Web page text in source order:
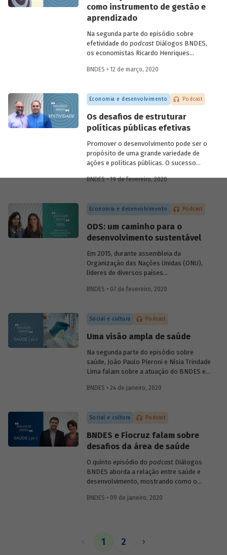
futuras.
como instrumento de gestão e
aprendizado
Na segunda parte do episódio sobre
efetividade do podcastDiálogos BNDES,
os economistas Ricardo Henriques
(BNDES) conversam sobre a importância
evidências, de desenvolver projetos-
piloto para depois dar escala às ações e
rever ou ajustar as iniciativas. Eles
discutem ainda quais são as tendências
do tema para os próximos anos.
BNDES • 12 de março, 2020
Economia e desenvolvimento Podcast
Os desafios de estruturar
políticas públicas efetivas
Promover o desenvolvimento pode ser o
propósito de uma grande variedade de
ações e políticas públicas. O sucesso
Alcançar o(s) objetivo(s) almejado(s)
monitorar e avaliar um conjunto de
foram alcançadas e, se necessário,
corrigir rumos.
BNDES • 19 de fevereiro, 2020
Economia e desenvolvimento Podcast
ODS: um caminho para o
desenvolvimento sustentável
Em 2015, durante assembleia da
Organização das Nações Unidas (ONU),
líderes de diversos países
comum em prol do desenvolvimento
Sustentável, os ODS. No sexto episódio
, Marta
Bandeira de Freitas (BNDES) e Tatiana
Araújo (CEBDS) falam sobre importância
dessa agenda para enfrentar os principais
desafios relacionados ao
BNDES • 07 de fevereiro, 2020
Social e cultura Podcast
Uma visão ampla de saúde
Na segunda parte do episódio sobre
saúde, João Paulo Pieroni e Nísia Trindade
Lima falam sobre a atuação do BNDES e
instituições contribuem para a
chamado complexo industrial e de
BNDES • 24 de janeiro, 2020
Social e cultura Podcast
BNDES e Fiocruz falam sobre
desafios da área de saúde
O quinto episódio do podcastDiálogos
BNDES aborda a relação entre saúde e
desenvolvimento, mostrando como o
a capacidade produtiva da população, mas
tecnologia.
BNDES • 09 de janeiro, 2020
1 2